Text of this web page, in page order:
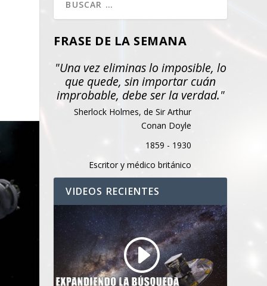
FRASE DE LA SEMANA
"Una vez eliminas lo imposible, lo
que quede, sin importar cuán
improbable, debe ser la verdad."
Sherlock Holmes, de Sir Arthur
Conan Doyle
1859 - 1930
Escritor y médico británico
VIDEOS RECIENTES